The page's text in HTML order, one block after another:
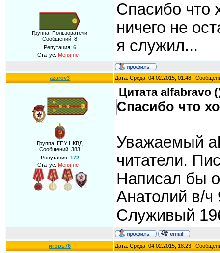
Группа: Пользователи
Сообщений: 8
Репутация: 6
Статус: Меня нет!
Спасибо что
ничего не
я служил...
azarov3 Дата: Среда, 04.02.2015, 01:48 |
Группа: ГПУ НКВД
Сообщений: 383
Репутация: 172
Статус: Меня нет!
Цитата alfabravo (
Спасибо что
Уважаемый
читатели.
Написал бы
Анатолий в/ч
Служивый
игорь76 Дата: Среда, 04.02.2015, 18:23 |